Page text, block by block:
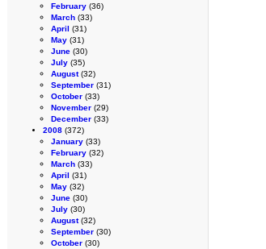
February (36)
March (33)
April (31)
May (31)
June (30)
July (35)
August(32)
September (31)
October (33)
November (29)
December (33)
2008 (372)
January (33)
February (32)
March (33)
April (31)
May (32)
June (30)
July (30)
August(32)
September (30)
October (30)